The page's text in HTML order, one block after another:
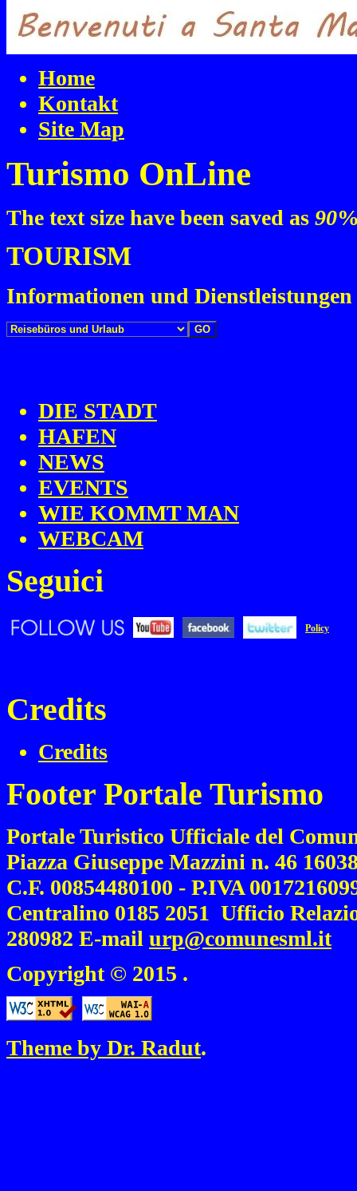
Home
Kontakt
Site Map
Turismo OnLine
The text size have been saved as 90
TOURISM
Informationen und Dienstleistungen
DIE STADT
HAFEN
NEWS
EVENTS
WIE KOMMT MAN
WEBCAM
Seguici
Policy
Credits
Credits
Footer Portale Turismo
Portale Turistico Ufficiale del
Piazza Giuseppe Mazzini n. 46
C.F. 00854480100 - P.IVA
Centralino 0185 2051 Ufficio
280982 E-mail urp@comunesml.it
Copyright © 2015 .
Theme by Dr. Radut.